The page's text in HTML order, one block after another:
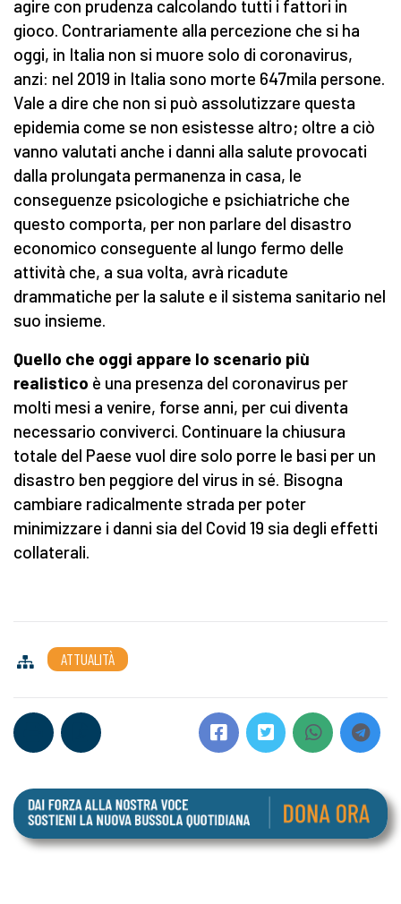
agire con prudenza calcolando tutti i fattori in
gioco. Contrariamente alla percezione che si ha
oggi, in Italia non si muore solo di coronavirus,
anzi: nel 2019 in Italia sono morte 647mila persone.
Vale a dire che non si può assolutizzare questa
epidemia come se non esistesse altro; oltre a ciò
vanno valutati anche i danni alla salute provocati
dalla prolungata permanenza in casa, le
conseguenze psicologiche e psichiatriche che
questo comporta, per non parlare del disastro
economico conseguente al lungo fermo delle
attività che, a sua volta, avrà ricadute
drammatiche per la salute e il sistema sanitario nel
suo insieme.
Quello che oggi appare lo scenario più
realistico è una presenza del coronavirus per
molti mesi a venire, forse anni, per cui diventa
necessario conviverci. Continuare la chiusura
totale del Paese vuol dire solo porre le basi per un
disastro ben peggiore del virus in sé. Bisogna
cambiare radicalmente strada per poter
minimizzare i danni sia del Covid 19 sia degli effetti
collaterali.
ATTUALITÀ